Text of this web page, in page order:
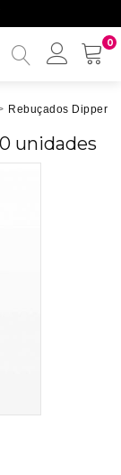
0
Minha
Rebuçados Dipper
unidades